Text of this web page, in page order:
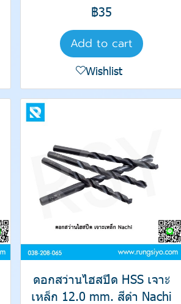
฿35
Add to cart
Wishlist
ดอกสว่านไฮสปีด HSS เจาะ
เหล็ก 12.0 mm. สีดำ Nachi